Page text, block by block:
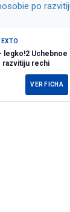
Uchebnoe
razvitiju rechi
VER FICHA